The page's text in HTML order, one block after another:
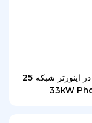
اینورتر خورشیدی سه فاز در اینورتر شبکه 25kW 30kW 33kW
33kW